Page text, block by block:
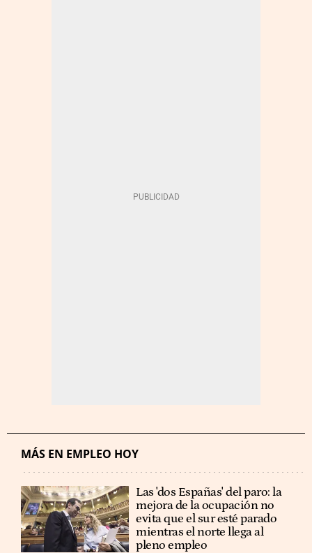
MÁS EN EMPLEO HOY
Las 'dos Españas' del paro: la
mejora de la ocupación no
evita que el sur esté parado
mientras el norte llega al
pleno empleo